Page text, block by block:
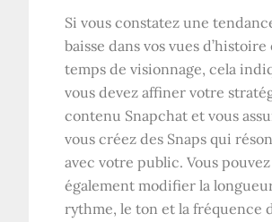
Si vous constatez une
baisse dans vos vues
temps de visionnage, cela
vous devez affiner votre
contenu Snapchat et vous
vous créez des Snaps qui
avec votre public. Vous pouvez
également modifier la
rythme, le ton et la fréquence